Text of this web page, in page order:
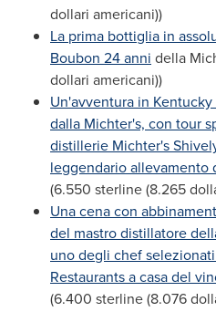
dollari americani))
La prima bottiglia in
Boubon 24 anni della
dollari americani))
Un'avventura in Kentucky
dalla Michter's, con tour
distillerie Michter's
leggendario allevamento
(6.550 sterline (8.265
Una cena con
del mastro distillatore
uno degli chef
Restaurants a casa del
(6.400 sterline (8.076